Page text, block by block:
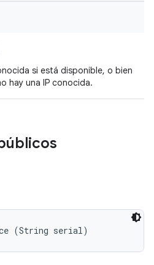
si está disponible, o bien
hay una IP conocida.
(String serial)